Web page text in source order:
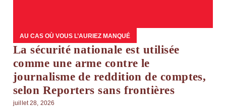
AU CAS OÙ VOUS L’AURIEZ MANQUÉ
La sécurité nationale est utilisée
comme une arme contre le
journalisme de reddition de comptes,
selon Reporters sans frontières
juillet 28, 2026